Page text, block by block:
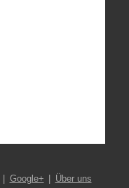
Google+
Über uns